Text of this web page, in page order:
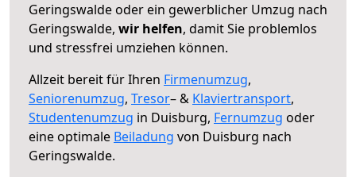
Geringswalde oder ein gewerblicher Umzug nach
Geringswalde, wir helfen, damit Sie problemlos
und stressfrei umziehen können.
Allzeit bereit für Ihren Firmenumzug,
Seniorenumzug, Tresor– & Klaviertransport,
Studentenumzug in Duisburg, Fernumzug oder
eine optimale Beiladung von Duisburg nach
Geringswalde.